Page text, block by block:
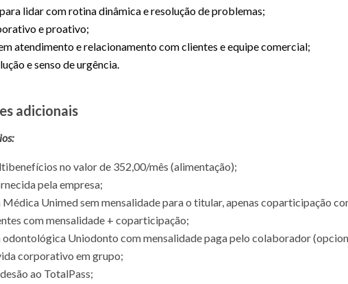
lidar com rotina dinâmica e resolução de problemas;
e proativo;
atendimento e relacionamento com clientes e equipe comercial;
e senso de urgência.
adicionais
no valor de 352,00/mês (alimentação);
pela empresa;
Unimed sem mensalidade para o titular, apenas coparticipação
com mensalidade + coparticipação;
odontológica Uniodonto com mensalidade paga pelo colaborador
corporativo em grupo;
ao TotalPass;